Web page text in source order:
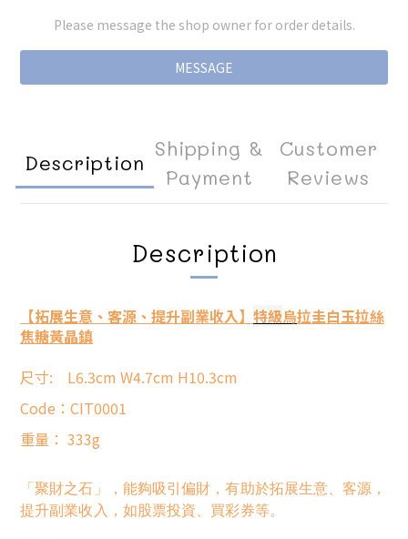
Please message the shop owner for order details.
MESSAGE
Description
Shipping &
Payment
Customer
Reviews
Description
【拓展生意、客源、提升副業收入】 特級烏拉圭白玉拉絲
焦糖黃晶鎮
尺寸: L6.3cm W4.7cm H10.3cm
Code ： CIT0001
重量： 333g
「聚財之石」，能夠吸引偏財，有助於拓展生意、客源，
提升副業收入，如股票投資、買彩券等。